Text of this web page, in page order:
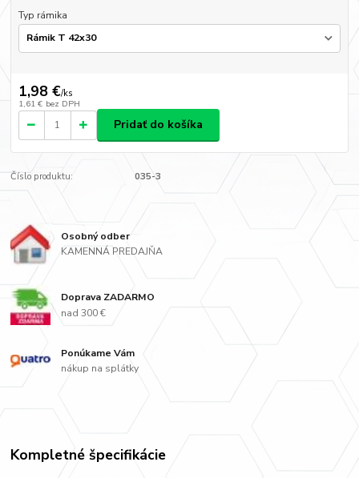
Typ rámika
1,98 €/ks
1,61 € bez DPH
Pridať do košíka
Číslo produktu: 035-3
Osobný odber
KAMENNÁ PREDAJŇA
Doprava ZADARMO
nad 300 €
Ponúkame Vám
nákup na splátky
Kompletné špecifikácie